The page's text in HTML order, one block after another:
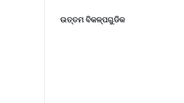
ଉତ୍ତମ ବିକଳ୍ପଗୁଡିକ